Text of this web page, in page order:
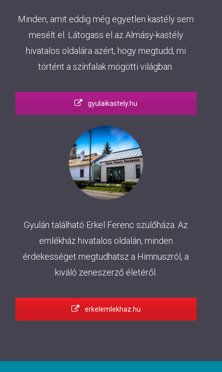
Minden, amit eddig még egyetlen kastély sem
mesélt el. Látogass el az Almásy-kastély
hivatalos oldalára azért, hogy megtudd, mi
történt a színfalak mögötti világban.
gyulaikastely.hu
Gyulán található Erkel Ferenc szülőháza. Az
emlékház hivatalos oldalán, minden
érdekességet megtudhatsz a Himnuszról, a
kiváló zeneszerző életéről.
erkelemlekhaz.hu